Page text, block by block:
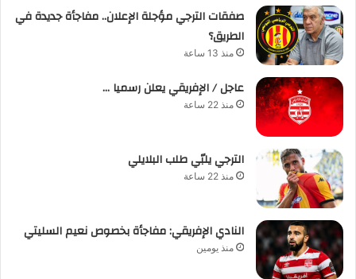
صفقات الترجي مؤجلة الإعلان.. مفاجأة جديدة في
الطريق؟
منذ 13 ساعة
عاجل / الإفريقي يعلن رسميا …
منذ 22 ساعة
الترجي يلبّي طلب البلايلي
منذ 22 ساعة
النادي الإفريقي: مفاجأة بخصوص نعيم السليتي
منذ يومين